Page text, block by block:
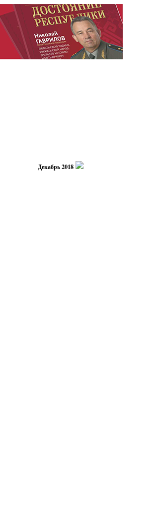
Декабрь 2018